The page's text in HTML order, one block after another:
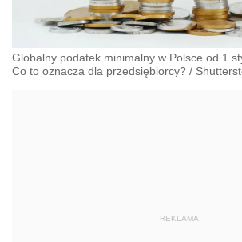
Globalny podatek minimalny w Polsce od 1
Co to oznacza dla przedsiębiorcy? /